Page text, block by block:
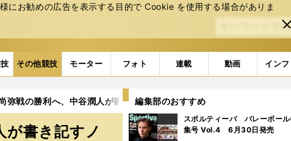
にお勧めの広告を表⽰する⽬的で Cookie を使⽤する場合がありま
閉じ
る
その他競技 モーター フォト 連載 動画 インフ
弥戦の勝利へ、中谷潤人が書き記すノートを一部公開 名王者が苦し
が書き記すノ
編集部のおすすめ
スポルティーバ バレーボー
集号 Vol.4 6月30日発売